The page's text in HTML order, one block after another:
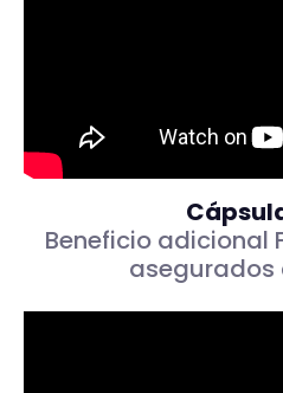
Beneficio adicional
asegurados